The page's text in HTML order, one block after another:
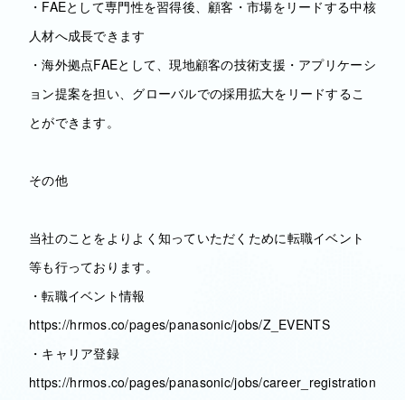
・FAEとして専門性を習得後、顧客・市場をリードする中核
人材へ成長できます
・海外拠点FAEとして、現地顧客の技術支援・アプリケーシ
ョン提案を担い、グローバルでの採用拡大をリードするこ
とができます。
その他
当社のことをよりよく知っていただくために転職イベント
等も行っております。
・転職イベント情報
https://hrmos.co/pages/panasonic/jobs/Z_EVENTS
・キャリア登録
https://hrmos.co/pages/panasonic/jobs/career_registration